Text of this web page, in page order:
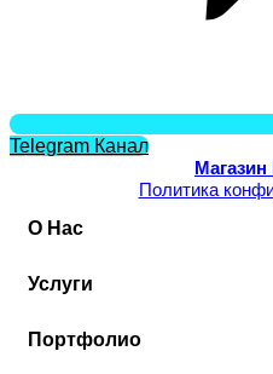
Telegram Канал
Политика
О Нас
Услуги
Портфолио